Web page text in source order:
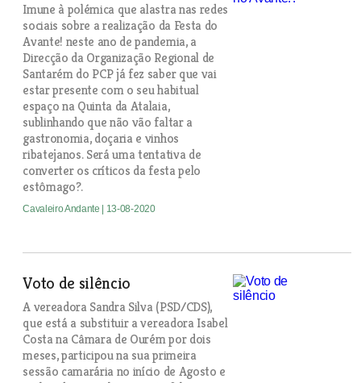
Imune à polémica que alastra nas redes
sociais sobre a realização da Festa do
Avante! neste ano de pandemia, a
Direcção da Organização Regional de
Santarém do PCP já fez saber que vai
estar presente com o seu habitual
espaço na Quinta da Atalaia,
sublinhando que não vão faltar a
gastronomia, doçaria e vinhos
ribatejanos. Será uma tentativa de
converter os críticos da festa pelo
estômago?.
Cavaleiro Andante | 13-08-2020
Voto de silêncio
A vereadora Sandra Silva (PSD/CDS),
que está a substituir a vereadora Isabel
Costa na Câmara de Ourém por dois
meses, participou na sua primeira
sessão camarária no início de Agosto e